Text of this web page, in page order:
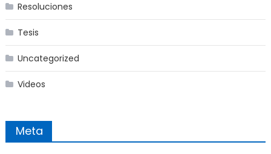
Resoluciones
Tesis
Uncategorized
Videos
Meta